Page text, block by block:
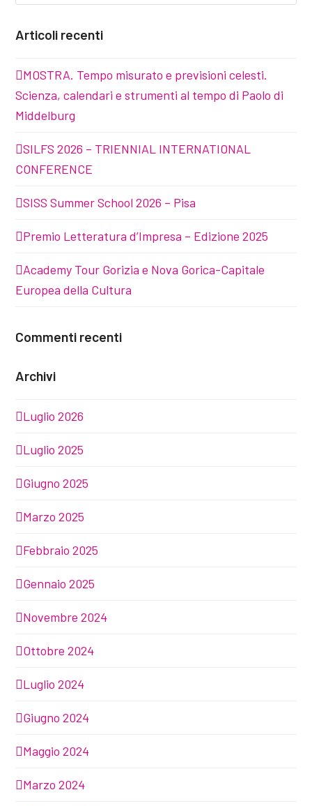
Articoli recenti
MOSTRA. Tempo misurato e previsioni celesti.
Scienza, calendari e strumenti al tempo di Paolo di
Middelburg
SILFS 2026 – TRIENNIAL INTERNATIONAL
CONFERENCE
SISS Summer School 2026 – Pisa
Premio Letteratura d’Impresa – Edizione 2025
Academy Tour Gorizia e Nova Gorica-Capitale
Europea della Cultura
Commenti recenti
Archivi
Luglio 2026
Luglio 2025
Giugno 2025
Marzo 2025
Febbraio 2025
Gennaio 2025
Novembre 2024
Ottobre 2024
Luglio 2024
Giugno 2024
Maggio 2024
Marzo 2024